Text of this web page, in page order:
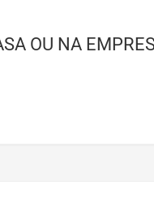
OU NA